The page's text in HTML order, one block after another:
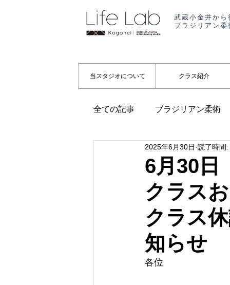
武蔵小金井か
ブラジリアン
当スタジオについて クラス紹介
全ての記事 ブラジリアン柔術
代表コラム 起業 お
6月30日
クラス
クラス
知らせ
2025年6月30日 読了時間
各位